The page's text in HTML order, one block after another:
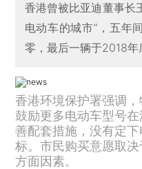
香港曾被比亚迪董事长
电动车的城市”，五年
零，最后一辆于2018年
香港环境保护署强调
鼓励更多电动车型号
善配套措施，没有定
标。市民购买意愿取
方面因素。